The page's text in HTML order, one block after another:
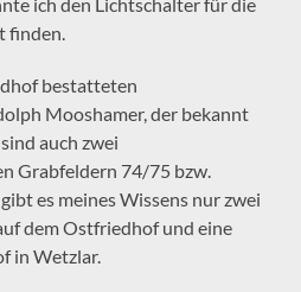
finden.
bestatteten
Mooshamer, der bekannt
auch zwei
Grabfeldern 74/75 bzw.
es meines Wissens nur zwei
dem Ostfriedhof und eine
in Wetzlar.